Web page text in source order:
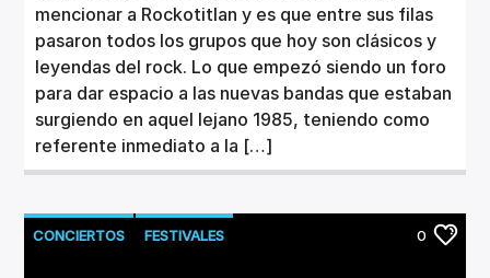
mencionar a Rockotitlan y es que entre sus filas
pasaron todos los grupos que hoy son clásicos y
leyendas del rock. Lo que empezó siendo un foro
para dar espacio a las nuevas bandas que estaban
surgiendo en aquel lejano 1985, teniendo como
referente inmediato a la […]
CONCIERTOS FESTIVALES 0